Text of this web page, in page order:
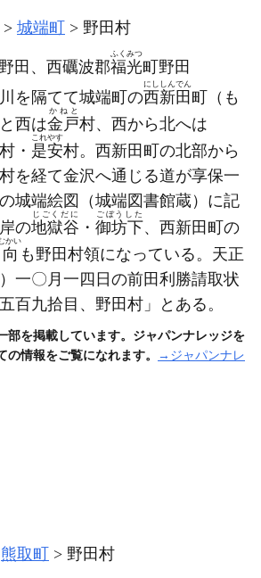
城端町 野田村
田、西礪波郡福光
ふくみつ
町野田
を隔てて城端町の西新田
にししんでん
町
（も
西は金戸
かねと
村、西から北へは
・ 是安
これやす
村。西新田町の北部から
を経て金沢へ通じる道が享保一
の城端絵図 （城端図書館蔵） に記
の地獄谷
じごくだに
・ 御坊下
ごぼうした
、西新田町の
かい
も野田村領になっている。天正
一〇月一四日の前田利勝請取状
百九拾目、野田村」とある。
部を掲載しています。ジャパンナレッジを
情報をご覧になれます。
→ジャパンナレ
熊取町
野田村